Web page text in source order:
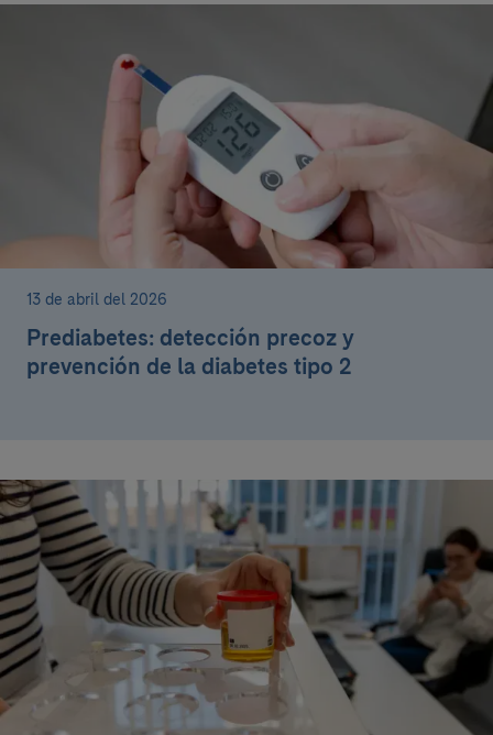
13 de abril del 2026
Prediabetes: detección precoz y
prevención de la diabetes tipo 2